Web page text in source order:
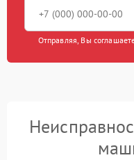
Отправляя, Вы